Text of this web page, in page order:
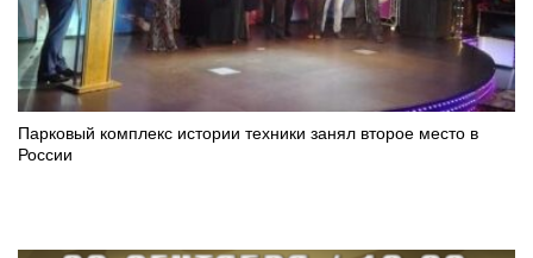
Парковый комплекс истории техники занял второе место в
России